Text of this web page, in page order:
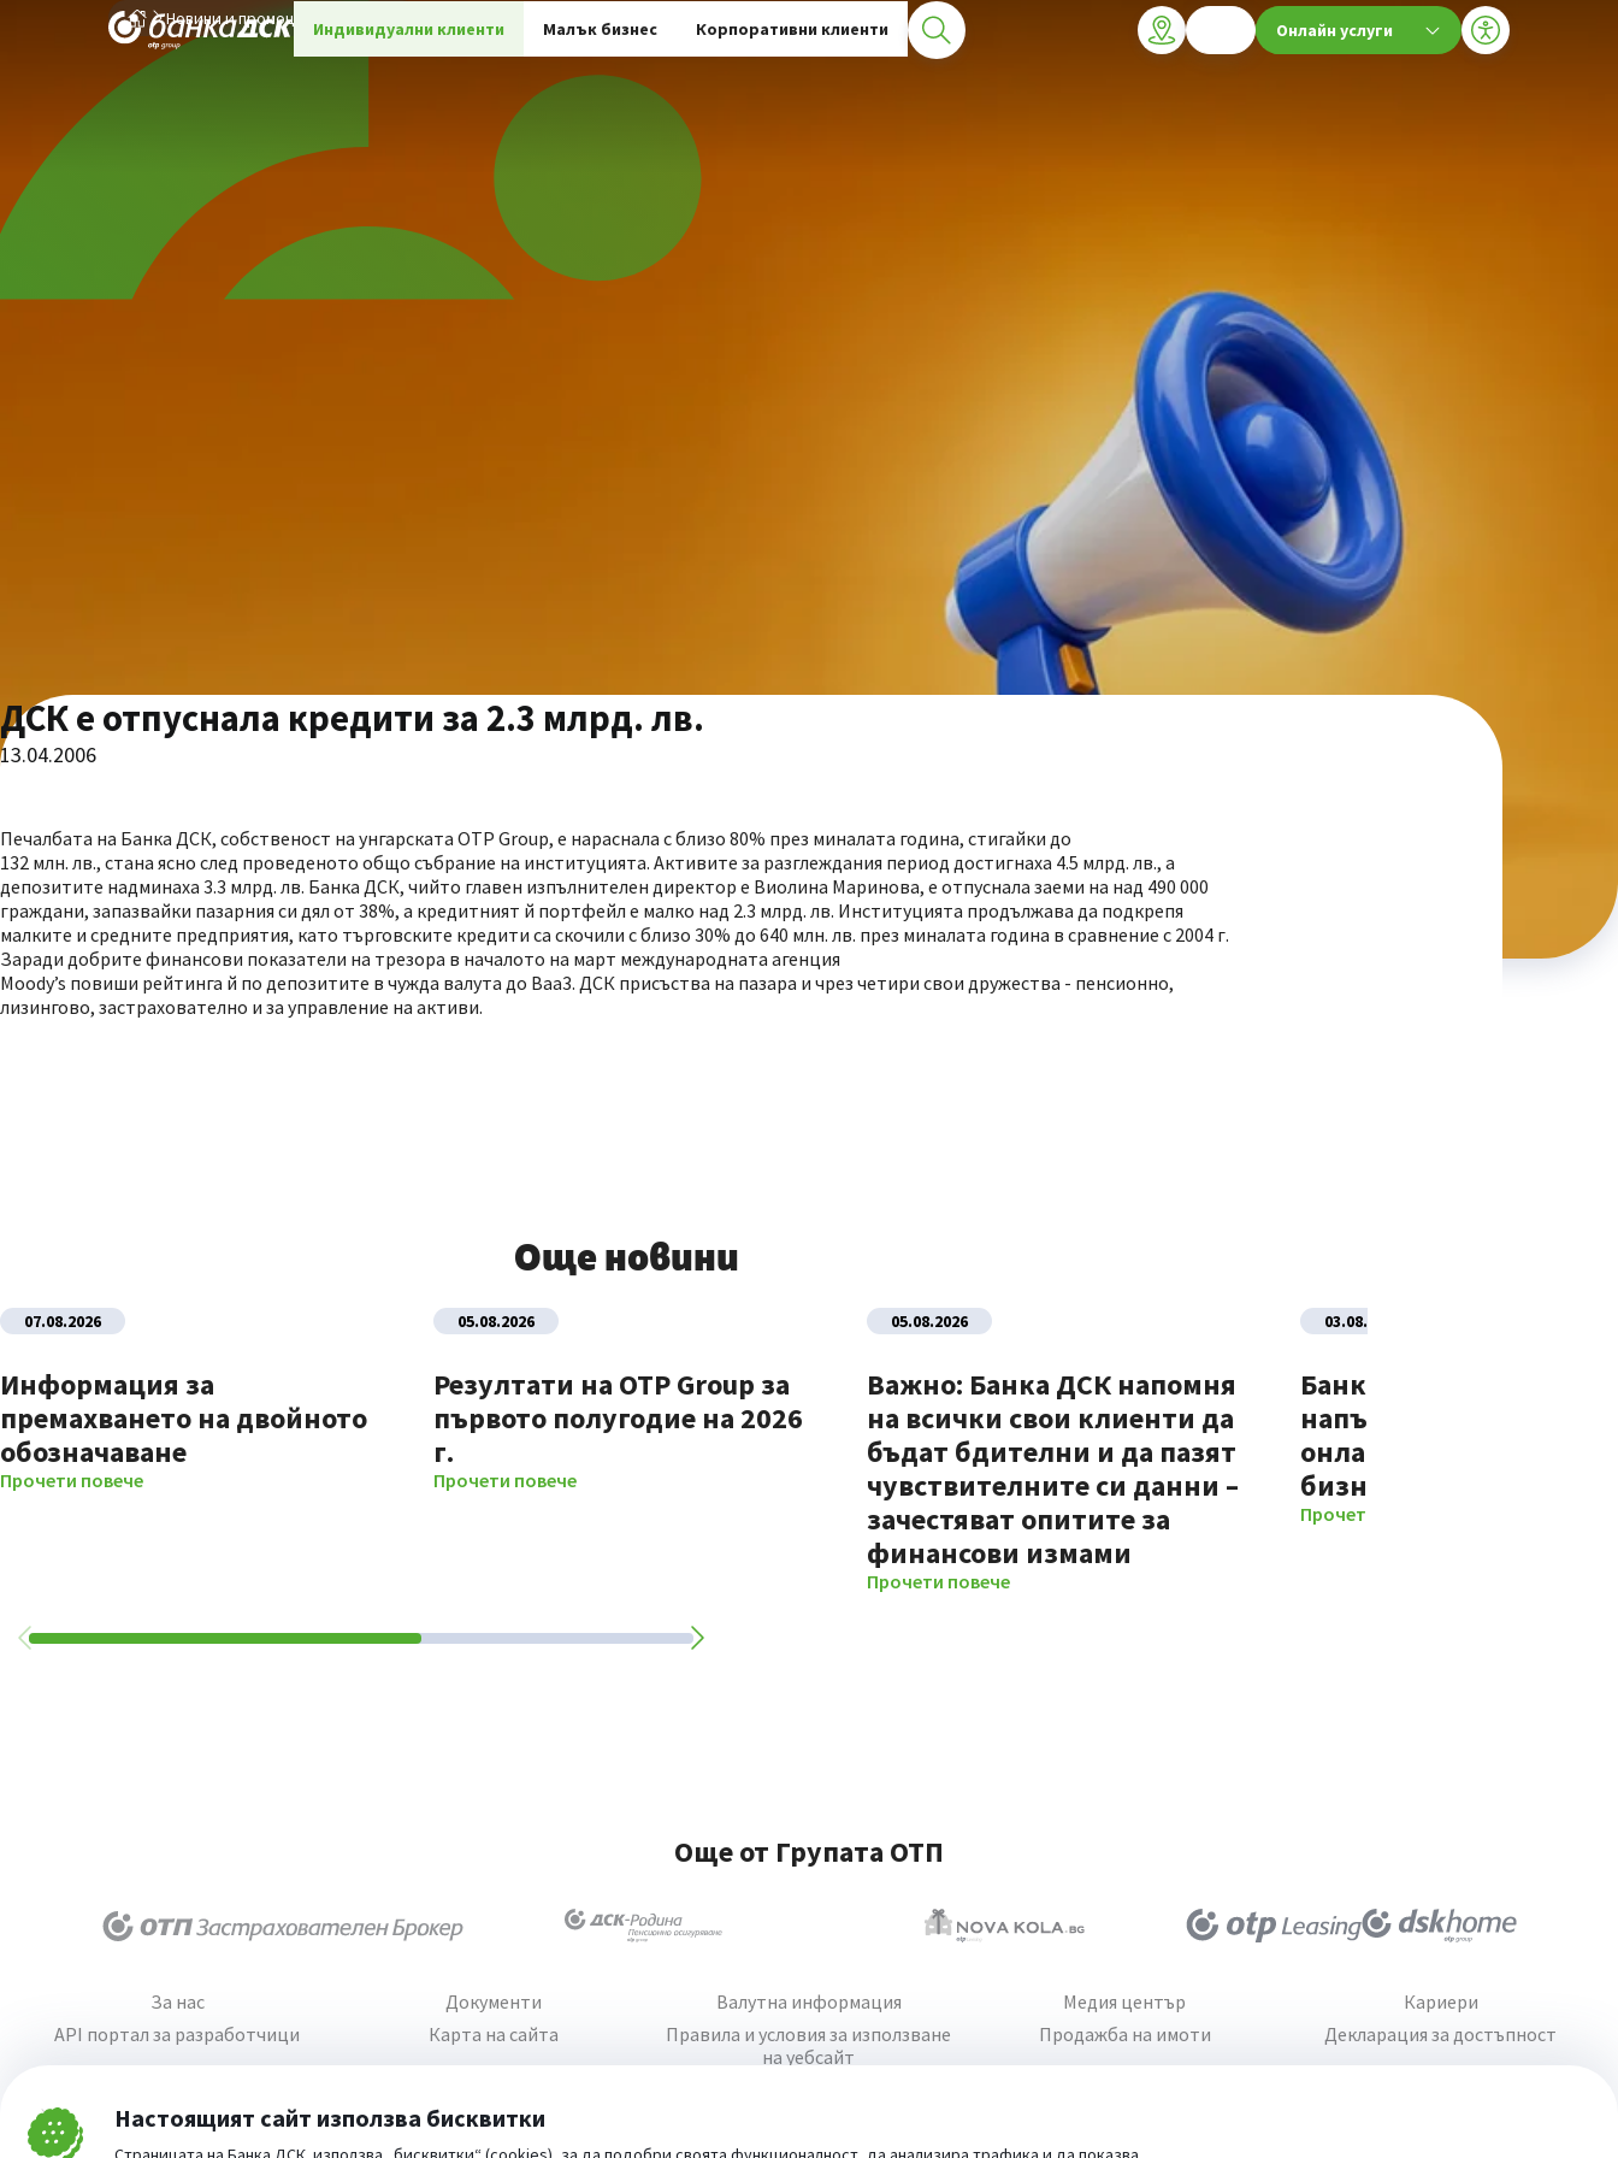
Затвори Настоящият сайт използва бисквитки
Индивидуални клиенти Малък бизнес Корпоративни клиенти Онлайн услуги
Новини и промоции
ДСК е отпуснала кредити за 2.3 млрд. лв.
13.04.2006
Печалбата на Банка ДСК, собственост на унгарската OTP Group, e нарасналa с близо 80% през миналата година, стигайки до
132 млн. лв., стана ясно след проведеното общо събрание на институцията. Активите за разглеждания период достигнаха 4.5 млрд. лв., а
депозитите надминаха 3.3 млрд. лв. Банка ДСК, чийто главен изпълнителен директор е Виолина Маринова, е отпуснала заеми на над 490 000
граждани, запазвайки пазарния си дял от 38%, а кредитният й портфейл е малко над 2.3 млрд. лв. Институцията продължава да подкрепя
малките и средните предприятия, като търговските кредити са скочили с близо 30% до 640 млн. лв. през миналата година в сравнение с 2004 г.
Заради добрите финансови показатели на трезора в началото на март международната агенция
Moody’s повиши рейтинга й по депозитите в чужда валута до Ваа3. ДСК присъства на пазара и чрез четири свои дружества - пенсионно,
лизингово, застрахователно и за управление на активи.
Още новини
07.08.2026
Информация за
премахването на двойното
обозначаване
Прочети повече
05.08.2026
Резултати на OTP Group за
първото полугодие на 2026
г.
Прочети повече
05.08.2026
Важно: Банка ДСК напомня
на всички свои клиенти да
бъдат бдителни и да пазят
чувствителните си данни –
зачестяват опитите за
финансови измами
Прочети повече
03.08.2026
Банка ДСК стартира
напълно
онлайн процес за нови
бизнес клиенти
Прочети повече
Още от Групата ОТП
За нас
API портал за разработчици
Документи
Карта на сайта
Валутна информация
Правила и условия за използване
на уебсайт
Медия център
Продажба на имоти
Кариери
Декларация за достъпност